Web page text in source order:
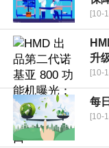
[10-
升
[10-
每
[10-